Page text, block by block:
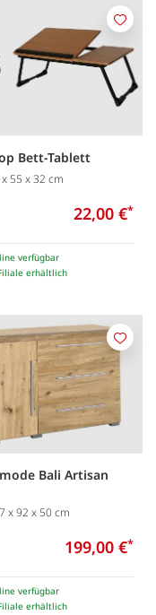
Bett-Tablett
55 x 32 cm
22,00 €*
verfügbar
erhältlich
Bali Artisan
x 92 x 50 cm
199,00 €*
verfügbar
erhältlich